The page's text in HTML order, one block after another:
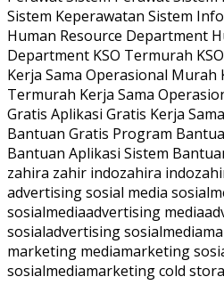
Sistem Keperawatan Sistem
Human Resource Department
Department KSO Termurah
Kerja Sama Operasional Murah
Termurah Kerja Sama
Gratis Aplikasi Gratis Kerja
Bantuan Gratis Program
Bantuan Aplikasi Sistem
zahira zahir indozahira
advertising sosial media
sosialmediaadvertising
sosialadvertising
marketing mediamarketing
sosialmediamarketing cold